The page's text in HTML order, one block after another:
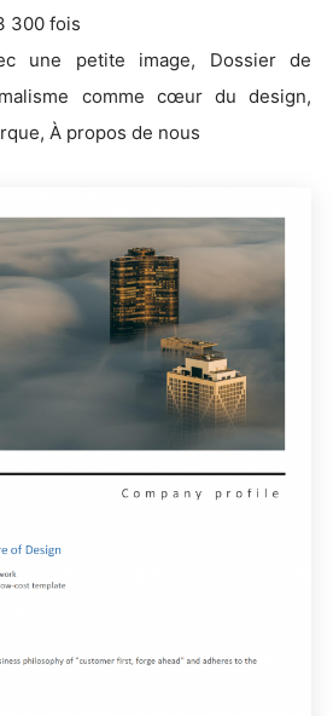
300 fois
une petite image, Dossier de
comme cœur du design,
À propos de nous